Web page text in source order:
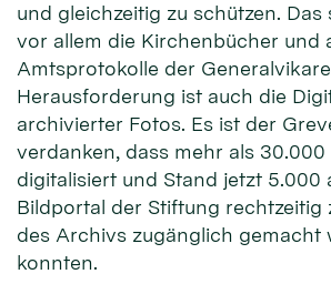
und gleichzeitig zu schützen.
vor allem die Kirchenbücher und
Amtsprotokolle der
Herausforderung ist auch die
archivierter Fotos. Es ist der
verdanken, dass mehr als
digitalisiert und Stand jetzt 5.000
Bildportal der Stiftung rechtzeitig
des Archivs zugänglich gemacht
konnten.